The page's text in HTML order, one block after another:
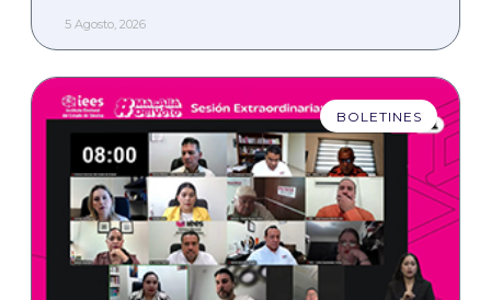
5 Agosto, 2026
BOLETINES